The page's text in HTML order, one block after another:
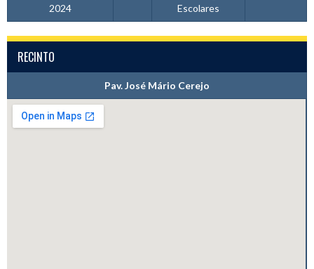
2024
Escolares
RECINTO
Pav. José Mário Cerejo